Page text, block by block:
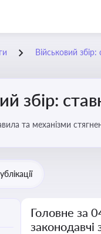
Військовий
збір:
та механізми
Головне за
законодавчі